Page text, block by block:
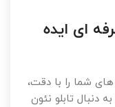
ای ایده
های شما را با دقت،
دنبال تابلو نئون